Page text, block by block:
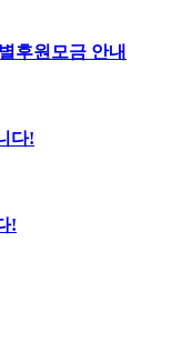
후원모금 안내
다!
!